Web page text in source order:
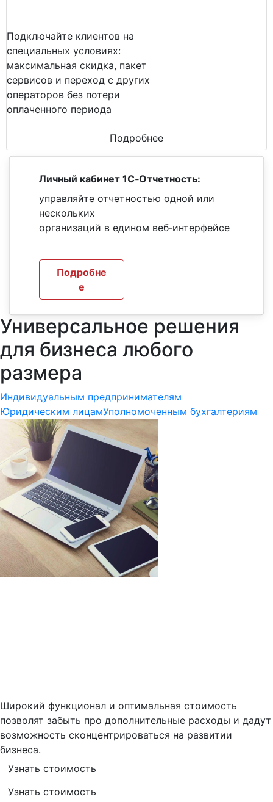
Подключайте клиентов на
специальных условиях:
максимальная скидка, пакет
сервисов и переход с других
операторов без потери
оплаченного периода
Подробнее
Личный кабинет 1С‑Отчетность:
управляйте отчетностью одной или
нескольких
организаций в едином веб‑интерфейсе
Подробне
е
Универсальное решения
для бизнеса любого
размера
Индивидуальным предпринимателям
Юридическим лицамУполномоченным бухгалтериям
Широкий функционал и оптимальная стоимость
позволят забыть про дополнительные расходы и дадут
возможность сконцентрироваться на развитии
бизнеса.
Узнать стоимость
Узнать стоимость